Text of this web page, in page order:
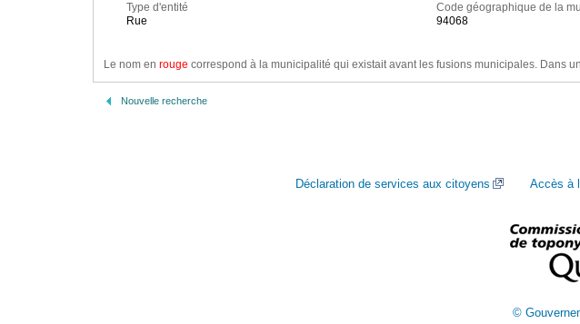
Type d'entité
Rue
Code géographique de la
94068
Le nom en rouge correspond à la municipalité qui existait avant les fusions municipales. Dans
Nouvelle recherche
Déclaration de services aux citoyens Accès à
©